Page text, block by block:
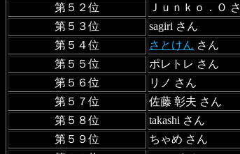
第５２位
Ｊｕｎｋｏ．Ｏ
第５３位
sagiri さん
第５４位
さとけん さん
第５５位
ポレトレ さん
第５６位
リノ さん
第５７位
佐藤 彰夫 さん
第５８位
takashi さん
第５９位
ちゃめ さん